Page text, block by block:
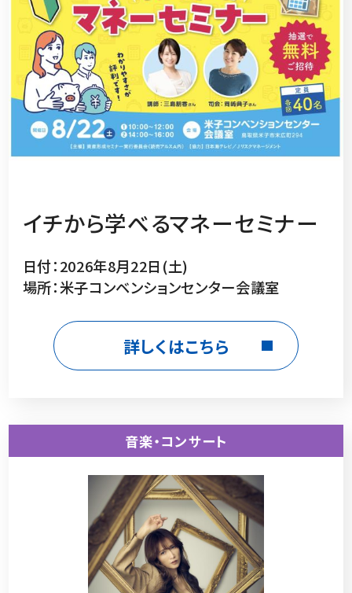
イチから学べるマネーセミナー
日付：2026年8月22日(土)
場所：米子コンベンションセンター会議室
詳しくはこちら
音楽・コンサート